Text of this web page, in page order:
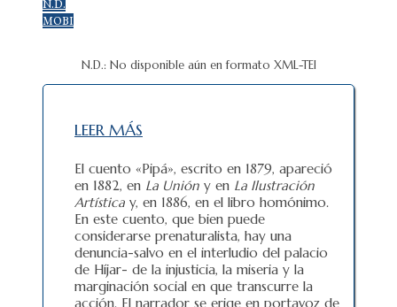
N.D.
MOBI
N.D.: No disponible aún en formato XML-TEI
LEER MÁS
El cuento «Pipá», escrito en 1879, apareció
en 1882, en La Unión y en La Ilustración
Artística y, en 1886, en el libro homónimo.
En este cuento, que bien puede
considerarse prenaturalista, hay una
denuncia-salvo en el interludio del palacio
de Híjar- de la injusticia, la miseria y la
marginación social en que transcurre la
acción. El narrador se erige en portavoz de